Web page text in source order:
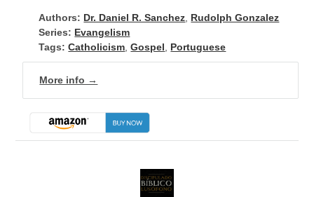
Authors: Dr. Daniel R. Sanchez Rudolph Gonzalez
Series: Evangelism
Tags: Catholicism ,Gospel Portuguese
More info →